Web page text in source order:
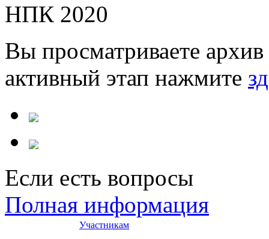
НПК 2020
Вы просматриваете
активный этап нажмите
Если есть вопросы
Полная информация
Участникам